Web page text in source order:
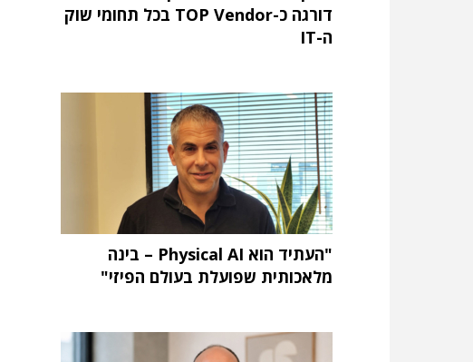
דורגה כ-TOP Vendor בכל תחומי שוק
ה-IT
"העתיד הוא Physical AI – בינה
מלאכותית שפועלת בעולם הפיזי"